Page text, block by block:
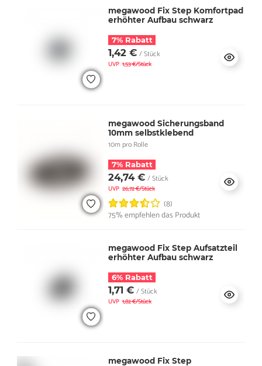
megawood Fix Step Komfortpad
erhöhter Aufbau schwarz
7% Rabatt
1,42 € / Stück
UVP 1,53 €/Stück
megawood Sicherungsband
10mm selbstklebend
10m pro Rolle
7% Rabatt
24,74 € / Stück
UVP 26,72 €/Stück
(8)
75% empfehlen das Produkt
megawood Fix Step Aufsatzteil
erhöhter Aufbau schwarz
6% Rabatt
1,71 € / Stück
UVP 1,82 €/Stück
megawood Fix Step